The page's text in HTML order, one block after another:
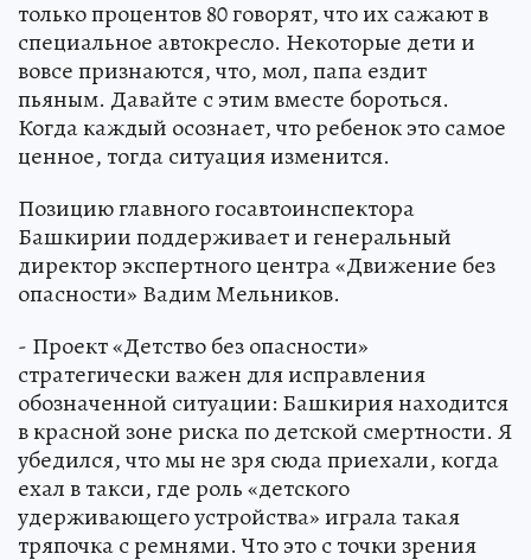
только процентов 80 говорят, что их сажают в
специальное автокресло. Некоторые дети и
вовсе признаются, что, мол, папа ездит
пьяным. Давайте с этим вместе бороться.
Когда каждый осознает, что ребенок это самое
ценное, тогда ситуация изменится.
Позицию главного госавтоинспектора
Башкирии поддерживает и генеральный
директор экспертного центра «Движение без
опасности» Вадим Мельников.
- Проект «Детство без опасности»
стратегически важен для исправления
обозначенной ситуации: Башкирия находится
в красной зоне риска по детской смертности. Я
убедился, что мы не зря сюда приехали, когда
ехал в такси, где роль «детского
удерживающего устройства» играла такая
тряпочка с ремнями. Что это с точки зрения